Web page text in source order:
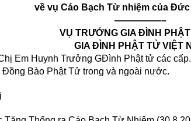
về vụ Cáo Bạch Từ nhiệm của
—————–
VỤ TRƯỞNG GIA ĐÌNH
GIA ĐÌNH PHẬT TỬ VIỆT
Em Huynh Trưởng GĐình Phật tử các cấp.
Bào Phật Tử trong và ngoài nước.